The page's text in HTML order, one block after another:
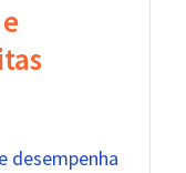
desempenha